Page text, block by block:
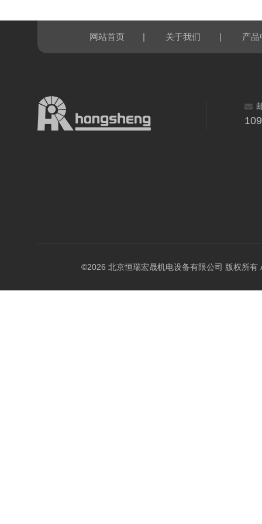
网站首页 | 关于我们 | 产品
©2026 北京恒瑞宏晟机电设备有限公司 版权所有